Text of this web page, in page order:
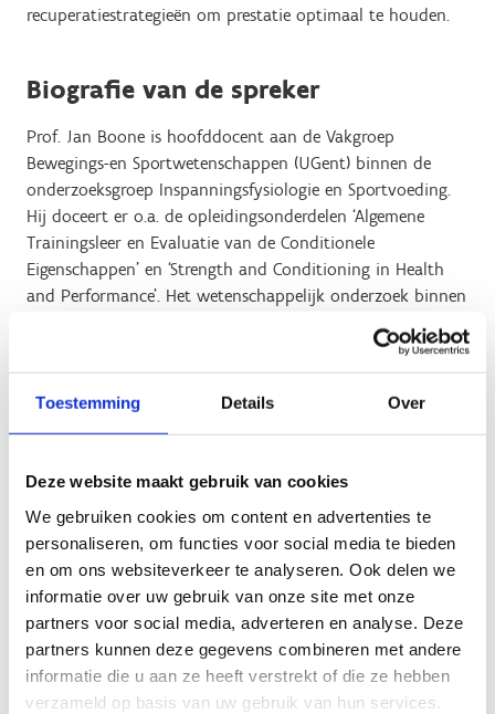
Toestemming Details Over
Deze website maakt gebruik van cookies
We gebruiken cookies om content en advertenties te
personaliseren, om functies voor social media te bieden
en om ons websiteverkeer te analyseren. Ook delen we
informatie over uw gebruik van onze site met onze
partners voor social media, adverteren en analyse. Deze
partners kunnen deze gegevens combineren met andere
informatie die u aan ze heeft verstrekt of die ze hebben
verzameld op basis van uw gebruik van hun services.
recuperatiestrategieën om prestatie optimaal te houden.
Biografie van de spreker
Prof. Jan Boone is hoofddocent aan de Vakgroep
Bewegings-en Sportwetenschappen (UGent) binnen de
onderzoeksgroep Inspanningsfysiologie en Sportvoeding.
Hij doceert er o.a. de opleidingsonderdelen ‘Algemene
Trainingsleer en Evaluatie van de Conditionele
Eigenschappen’ en ‘Strength and Conditioning in Health
and Performance’. Het wetenschappelijk onderzoek binnen
zijn onderzoeksgroep focust op de volgende topics:
Kwantificatie van trainingsbelasting en relatie tot
prestatie in duursporten
intensiteitsdomeinen
Naast deze onderzoeksexpertise, zet hij binnen zijn
onderzoeksgroep ook sterk in op dienstverlening in de
praktijk. Zo was hij in aanloop naar de Olympische Spelen
in Tokio en Parijs Performance Manager bij de Vlaamse
Roeiliga, coördineerde hij de testing en acclimatiestrategie
van een aantal Team Belgium atleten i.f.v. Tokio aan de
UGent, en is hij nu wetenschappelijk expert binnen de
Performance Cell van ProTour wielerteam Lotto Cycling